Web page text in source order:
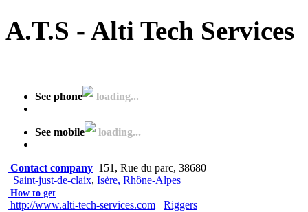
A.T.S - Alti Tech Services
See phone loading...
See mobile loading...
Contact company 151, Rue du parc, 38680
Saint-just-de-claix, Isère, Rhône-Alpes
How to get
http://www.alti-tech-services.com Riggers